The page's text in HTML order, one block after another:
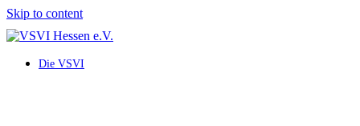
Skip to content
Die VSVI